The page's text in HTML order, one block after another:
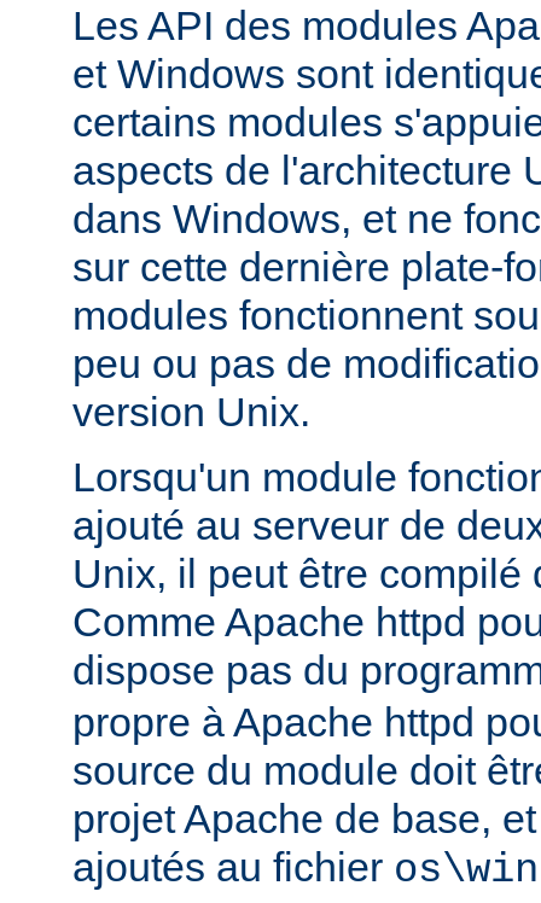
Les API des modules
et Windows sont
certains modules
aspects de l'architecture
dans Windows, et ne
sur cette dernière plate-
modules fonctionnent
peu ou pas de
version Unix.
Lorsqu'un module
ajouté au serveur de
Unix, il peut être compilé
Comme Apache httpd
dispose pas du
propre à Apache httpd
source du module doit
projet Apache de base,
ajoutés au fichier